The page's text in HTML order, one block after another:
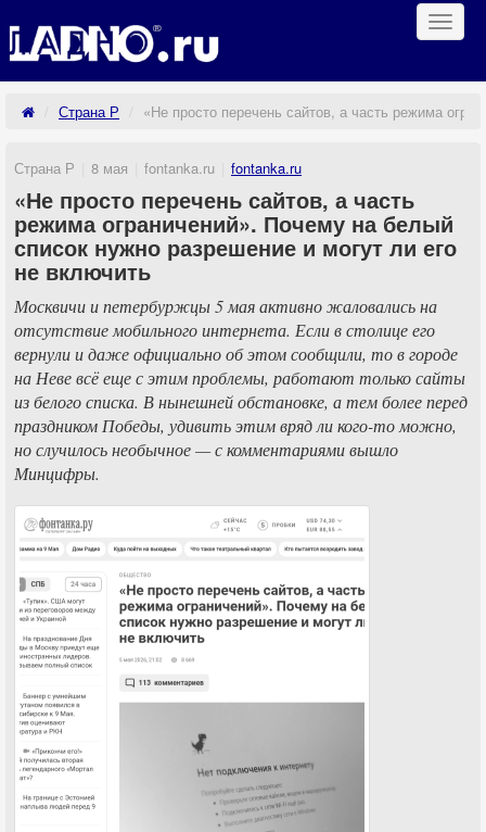
Страна Р «Не просто перечень сайтов, а часть режима
Страна Р 8 мая fontanka.ru fontanka.ru
«Не просто перечень сайтов, а часть
режима ограничений». Почему на белый
список нужно разрешение и могут ли его
не включить
Москвичи и петербуржцы 5 мая активно жаловались на
отсутствие мобильного интернета. Если в столице его
вернули и даже официально об этом сообщили, то в городе
на Неве всё еще с этим проблемы, работают только сайты
из белого списка. В нынешней обстановке, а тем более перед
праздником Победы, удивить этим вряд ли кого-то можно,
но случилось необычное — с комментариями вышло
Минцифры.